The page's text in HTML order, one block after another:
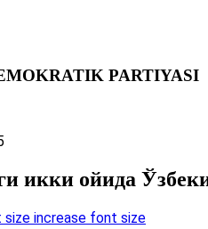
PARTIYASI
икки ойида
size increase font size